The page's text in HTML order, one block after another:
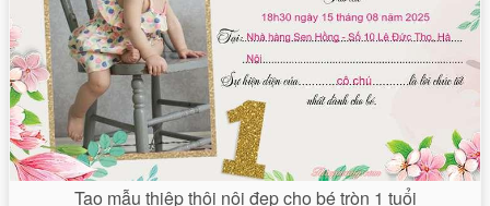
Tạo mẫu thiệp thôi nôi đẹp cho bé tròn 1 tuổi